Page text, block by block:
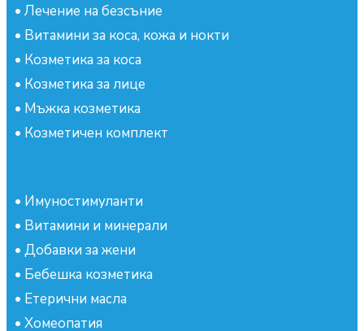
• Лечение на безсъние
• Витамини за коса, кожа и нокти
• Козметика за коса
• Козметика за лице
• Мъжка козметика
• Козметичен комплект
• Имуностимуланти
• Витамини и минерали
• Добавки за жени
• Бебешка козметика
• Етерични масла
• Хомеопатия